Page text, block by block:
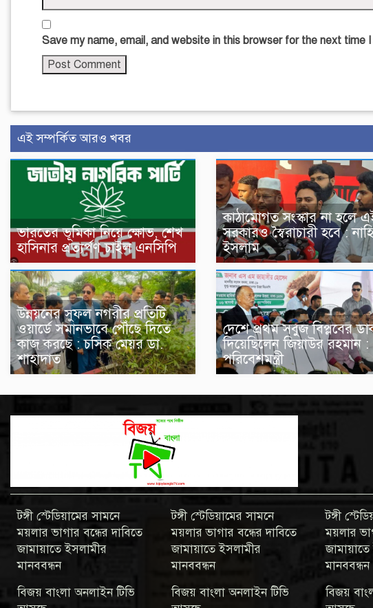
Save my name, email, and website in this browser for the next time
এই সম্পর্কিত আরও খবর
ভারতের ভূমিকা নিয়ে ক্ষোভ, শেখ
হাসিনার প্রত্যর্পণ চাইল এনসিপি
কাঠামোগত সংস্কার না হলে
সরকারও স্বৈরাচারী হবে :
ইসলাম
উন্নয়নের সুফল নগরীর প্রতিটি
ওয়ার্ডে সমানভাবে পৌঁছে দিতে
কাজ করছে : চসিক মেয়র ডা.
শাহাদাত
দেশে প্রথম সবুজ বিপ্লবের
দিয়েছিলেন জিয়াউর রহমান :
পরিবেশমন্ত্রী
টঙ্গী স্টেডিয়ামের সামনে
ময়লার ভাগার বন্ধের দাবিতে
জামায়াতে ইসলামীর
মানববন্ধন
বিজয় বাংলা অনলাইন টিভি
টঙ্গী স্টেডিয়ামের সামনে
ময়লার ভাগার বন্ধের দাবিতে
জামায়াতে ইসলামীর
মানববন্ধন
বিজয় বাংলা অনলাইন টিভি
টঙ্গী
ময়লার
মানববন্ধন
বিজয়